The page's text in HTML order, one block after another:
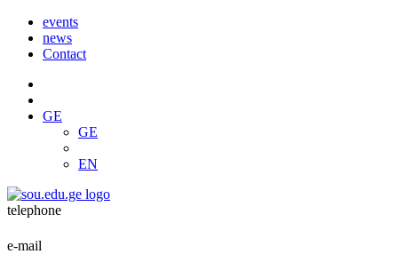
events
news
Contact
GE
GE
EN
telephone
e-mail